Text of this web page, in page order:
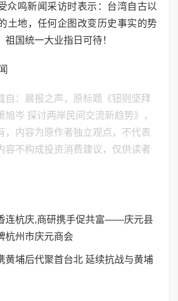
众鸣新闻采访时表示：台湾自古以
土地，任何企图改变历史事实的势
祖国统一大业指日可待！
自：晨报之声，原标题《钮则坚拜
旭岑 探讨两岸民间交流新趋势》，
，内容为原作者独立观点，不代表
容不构成投资消费建议，仅供读者
连杭庆,商研携手促共富——庆元县
杭州市庆元商会
黄埔后代聚首台北 延续抗战与黄埔